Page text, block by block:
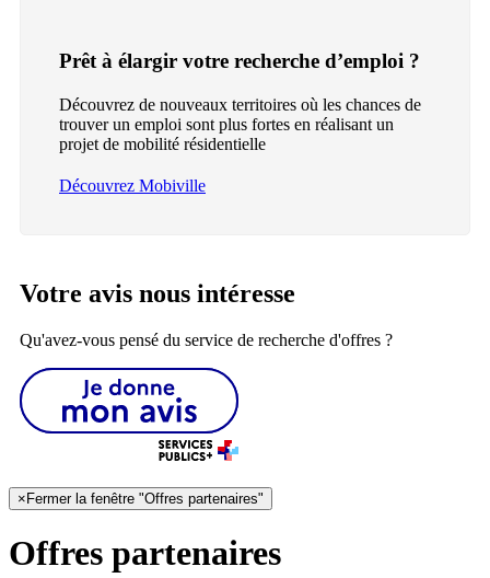
Prêt à élargir votre recherche d’emploi ?
Découvrez de nouveaux territoires où les chances de
trouver un emploi sont plus fortes en réalisant un
projet de mobilité résidentielle
Découvrez Mobiville
Votre avis nous intéresse
Qu'avez-vous pensé du service de recherche d'offres ?
× Fermer la fenêtre "Offres partenaires"
Offres partenaires